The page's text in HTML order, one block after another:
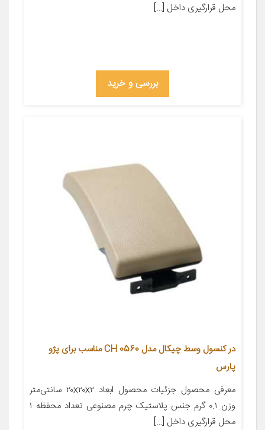
محل قرارگیری داخل […]
بررسی و خرید
در کنسول وسط چیکال مدل CH 0560 مناسب برای پژو
پارس
معرفی محصول جزئیات محصول ابعاد ۲۰x۲۰x۲ سانتی‌متر
وزن ۰.۱ گرم جنس پلاستیک چرم مصنوعی تعداد محفظه ۱
محل قرارگیری داخل […]